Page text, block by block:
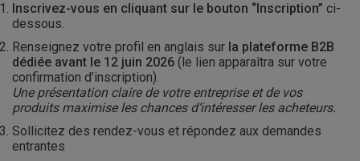
Inscrivez-vous en cliquant sur le bouton “Inscription” ci-
dessous.
Renseignez votre profil en anglais sur la plateforme B2B
dédiée avant le 12 juin 2026 (le lien apparaîtra sur votre
confirmation d’inscription).
Une présentation claire de votre entreprise et de vos
produits maximise les chances d’intéresser les acheteurs.
Sollicitez des rendez-vous et répondez aux demandes
entrantes